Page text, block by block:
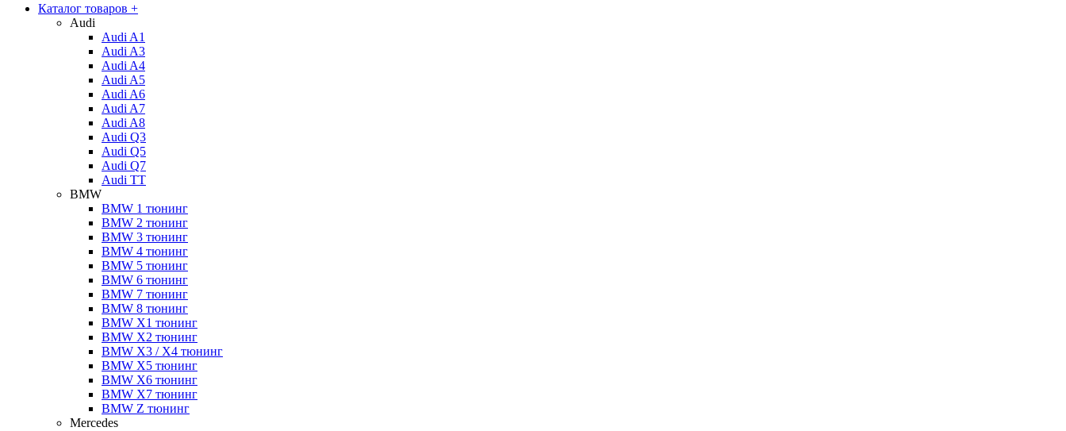
Каталог товаров +
Audi
Audi A1
Audi A3
Audi A4
Audi A5
Audi A6
Audi A7
Audi A8
Audi Q3
Audi Q5
Audi Q7
Audi TT
BMW
BMW 1 тюнинг
BMW 2 тюнинг
BMW 3 тюнинг
BMW 4 тюнинг
BMW 5 тюнинг
BMW 6 тюнинг
BMW 7 тюнинг
BMW 8 тюнинг
BMW X1 тюнинг
BMW X2 тюнинг
BMW X3 / X4 тюнинг
BMW X5 тюнинг
BMW X6 тюнинг
BMW X7 тюнинг
BMW Z тюнинг
Mercedes